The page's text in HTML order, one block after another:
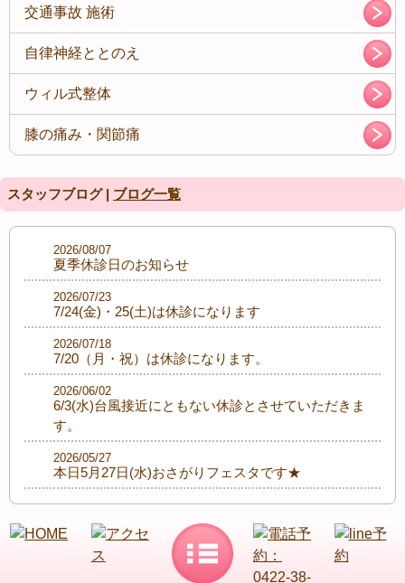
交通事故 施術
自律神経ととのえ
ウィル式整体
膝の痛み・関節痛
スタッフブログ | ブログ一覧
夏季休診日のお知らせ
2026/08/07
7/24(金)・25(土)は休診になります
2026/07/23
7/20（月・祝）は休診になります。
2026/07/18
6/3(水)台風接近にともない休診とさせていただきま
す。
2026/06/02
本日5月27日(水)おさがりフェスタです★
2026/05/27